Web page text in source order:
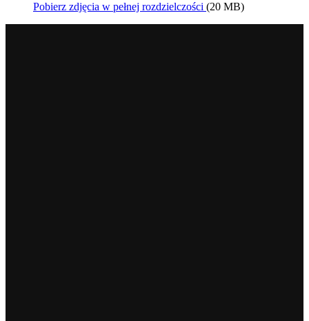
Pobierz zdjęcia w pełnej rozdzielczości (20 MB)